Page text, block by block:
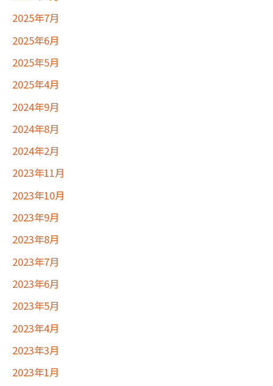
2025年7月
2025年6月
2025年5月
2025年4月
2024年9月
2024年8月
2024年2月
2023年11月
2023年10月
2023年9月
2023年8月
2023年7月
2023年6月
2023年5月
2023年4月
2023年3月
2023年1月